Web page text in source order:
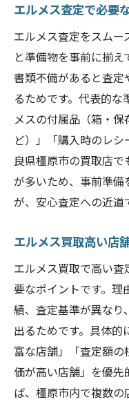
エルメス査定で必要
エルメス査定をスム
と準備物を事前に揃え
書類不備があると査
るためです。代表的
メスの付属品（箱・
ど）」「購入時のレ
良県橿原市の買取店
が多いため、事前準
が、安心査定への近道
エルメス買取高い店
エルメス買取で高い
要なポイントです。
績、査定基準が異なり
出るためです。具体
富な店舗」「査定額の
価が高い店舗」を優
ば、橿原市内で複数